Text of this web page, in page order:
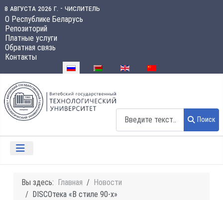
8 августа 2026 г. - числитель
О Республике Беларусь
Репозиторий
Платные услуги
Обратная связь
Контакты
Выберите язык
Поиск
Вы здесь: Главная
Новости
DISCOтека «В стиле 90-х»